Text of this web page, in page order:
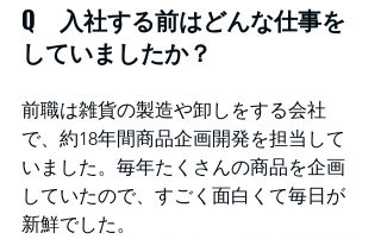
Q　入社する前はどんな仕事を
していましたか？
前職は雑貨の製造や卸しをする会社
で、約18年間商品企画開発を担当して
いました。毎年たくさんの商品を企画
していたので、すごく面白くて毎日が
新鮮でした。